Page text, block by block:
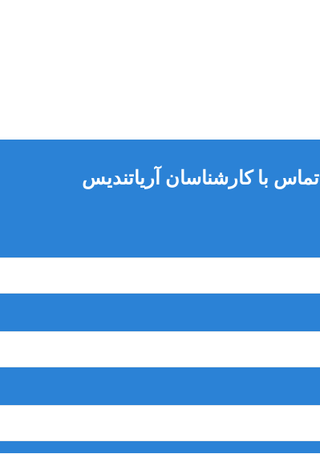
تماس با کارشناسان آریاتندیس